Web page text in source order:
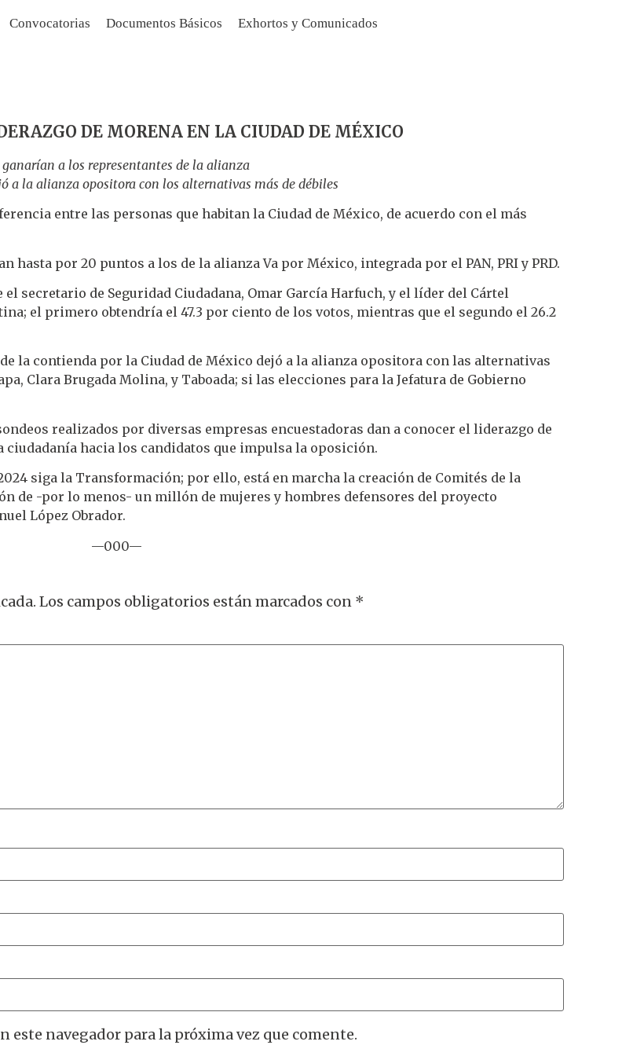
Convocatorias Documentos Básicos
Exhortos y Comunicados
DE MORENA EN LA CIUDAD DE MÉXICO
ganarían a los representantes de la alianza
a la alianza opositora con los alternativas más de débiles
entre las personas que habitan la Ciudad de México, de acuerdo con el más
hasta por 20 puntos a los de la alianza Va por México, integrada por el PAN, PRI y PRD.
secretario de Seguridad Ciudadana, Omar García Harfuch, y el líder del Cártel
el primero obtendría el 47.3 por ciento de los votos, mientras que el segundo el 26.2
la contienda por la Ciudad de México dejó a la alianza opositora con las alternativas
Clara Brugada Molina, y Taboada; si las elecciones para la Jefatura de Gobierno
realizados por diversas empresas encuestadoras dan a conocer el liderazgo de
hacia los candidatos que impulsa la oposición.
siga la Transformación; por ello, está en marcha la creación de Comités de la
de -por lo menos- un millón de mujeres y hombres defensores del proyecto
López Obrador.
—000—
Los campos obligatorios están marcados con *
este navegador para la próxima vez que comente.